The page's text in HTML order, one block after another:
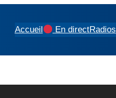
Accueil En directRadios